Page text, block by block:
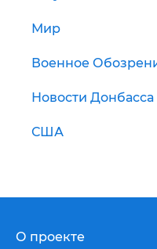
Мир
Военное
Новости Донбасса
США
О проекте